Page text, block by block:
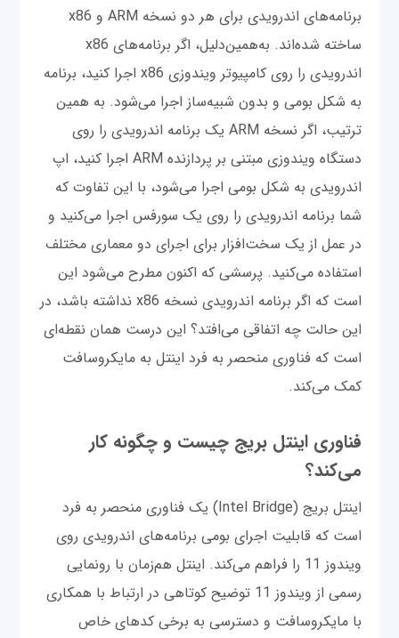
برنامه‌های اندرویدی برای هر دو نسخه ARM و x86
ساخته شده‌اند. به‌همین‌دلیل، اگر برنامه‌های x86
اندرویدی را روی کامپیوتر ویندوزی x86 اجرا کنید، برنامه
به شکل بومی و بدون شبیه‌ساز اجرا می‌شود. به همین
ترتیب، اگر نسخه ARM یک برنامه اندرویدی را روی
دستگاه ویندوزی مبتنی‌ بر پردازنده ARM اجرا کنید، اپ
اندرویدی به شکل بومی اجرا می‌شود، با این تفاوت که
شما برنامه اندرویدی را روی یک سورفس اجرا می‌کنید و
در عمل از یک سخت‌افزار برای اجرای دو معماری مختلف
استفاده می‌کنید. پرسشی که اکنون مطرح می‌شود این
است که اگر برنامه اندرویدی نسخه x86 نداشته باشد، در
این حالت چه اتفاقی می‌افتد؟ این درست همان نقطه‌ای
است که فناوری منحصر به فرد اینتل به مایکروسافت
کمک می‌کند.
فناوری اینتل بریج چیست و چگونه کار
می‌کند؟
اینتل بریج (Intel Bridge) یک فناوری منحصر به فرد
است که قابلیت اجرای بومی برنامه‌های اندرویدی روی
ویندوز 11 را فراهم می‌کند. اینتل هم‌زمان با رونمایی
رسمی از ویندوز 11 توضیح کوتاهی در ارتباط با همکاری
با مایکروسافت و دسترسی به برخی کدهای خاص